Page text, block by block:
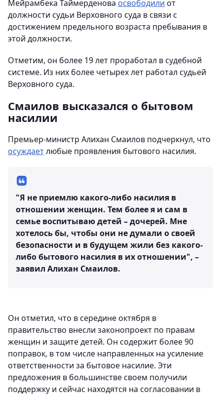
Мейрамбека Таймерденова освободили от
должности судьи Верховного суда в связи с
достижением предельного возраста пребывания в
этой должности.
Отметим, он более 19 лет проработал в судебной
системе. Из них более четырех лет работал судьей
Верховного суда.
Смаилов высказался о бытовом
насилии
Премьер-министр Алихан Смаилов подчеркнул, что
осуждаетлюбые проявления бытового насилия.
"Я не приемлю какого-либо насилия в
отношении женщин. Тем более я и сам в
семье воспитываю детей – дочерей. Мне
хотелось бы, чтобы они не думали о своей
безопасности и в будущем жили без какого-
либо бытового насилия в их отношении", –
заявил Алихан Смаилов.
Он отметил, что в середине октября в
правительство внесли законопроект по правам
женщин и защите детей. Он содержит более 90
поправок, в том числе направленных на усиление
ответственности за бытовое насилие. Эти
предложения в большинстве своем получили
поддержку и сейчас находятся на согласовании в